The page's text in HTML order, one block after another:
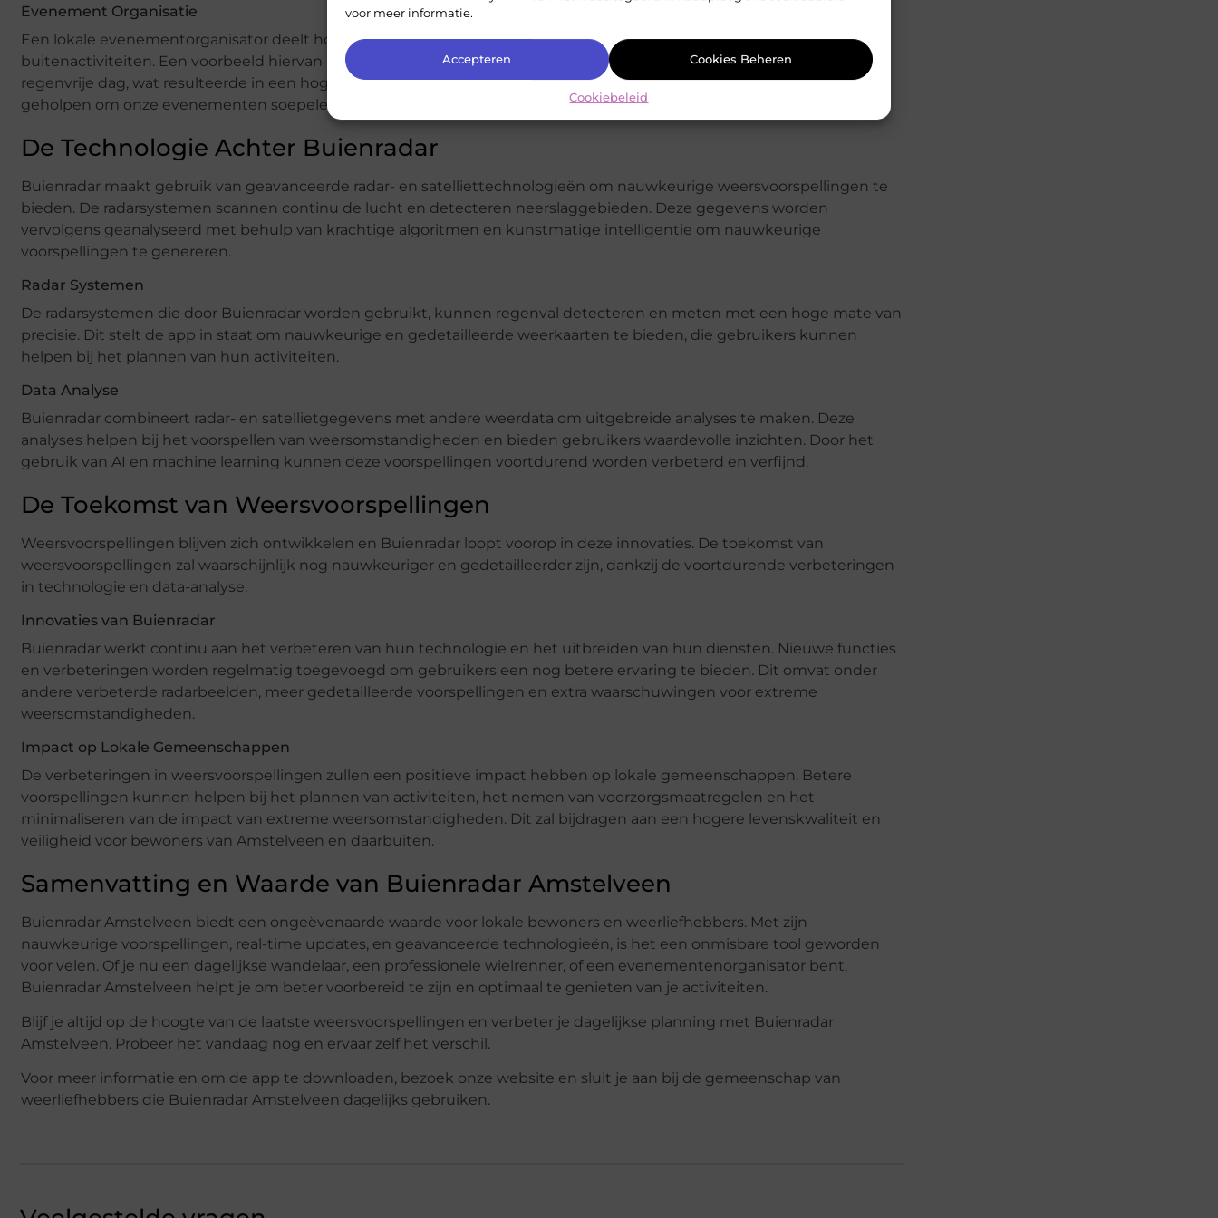
voor meer informatie.
Accepteren Cookies Beheren
Cookiebeleid
Evenement Organisatie
Een lokale evenementorganisator deelt hoe Buienradar een cruciale tool is geworden bij het plannen van
buitenactiviteiten. Een voorbeeld hiervan is een gemeenschappelijke picknick die succesvol werd verplaatst naar een
regenvrije dag, wat resulteerde in een hogere opkomst en tevredenheid onder de deelnemers. “Buienradar heeft ons
geholpen om onze evenementen soepeler te laten verlopen,” zegt de organisator.
De Technologie Achter Buienradar
Buienradar maakt gebruik van geavanceerde radar- en satelliettechnologieën om nauwkeurige weersvoorspellingen te
bieden. De radarsystemen scannen continu de lucht en detecteren neerslaggebieden. Deze gegevens worden
vervolgens geanalyseerd met behulp van krachtige algoritmen en kunstmatige intelligentie om nauwkeurige
voorspellingen te genereren.
Radar Systemen
De radarsystemen die door Buienradar worden gebruikt, kunnen regenval detecteren en meten met een hoge mate van
precisie. Dit stelt de app in staat om nauwkeurige en gedetailleerde weerkaarten te bieden, die gebruikers kunnen
helpen bij het plannen van hun activiteiten.
Data Analyse
Buienradar combineert radar- en satellietgegevens met andere weerdata om uitgebreide analyses te maken. Deze
analyses helpen bij het voorspellen van weersomstandigheden en bieden gebruikers waardevolle inzichten. Door het
gebruik van AI en machine learning kunnen deze voorspellingen voortdurend worden verbeterd en verfijnd.
De Toekomst van Weersvoorspellingen
Weersvoorspellingen blijven zich ontwikkelen en Buienradar loopt voorop in deze innovaties. De toekomst van
weersvoorspellingen zal waarschijnlijk nog nauwkeuriger en gedetailleerder zijn, dankzij de voortdurende verbeteringen
in technologie en data-analyse.
Innovaties van Buienradar
Buienradar werkt continu aan het verbeteren van hun technologie en het uitbreiden van hun diensten. Nieuwe functies
en verbeteringen worden regelmatig toegevoegd om gebruikers een nog betere ervaring te bieden. Dit omvat onder
andere verbeterde radarbeelden, meer gedetailleerde voorspellingen en extra waarschuwingen voor extreme
weersomstandigheden.
Impact op Lokale Gemeenschappen
De verbeteringen in weersvoorspellingen zullen een positieve impact hebben op lokale gemeenschappen. Betere
voorspellingen kunnen helpen bij het plannen van activiteiten, het nemen van voorzorgsmaatregelen en het
minimaliseren van de impact van extreme weersomstandigheden. Dit zal bijdragen aan een hogere levenskwaliteit en
veiligheid voor bewoners van Amstelveen en daarbuiten.
Samenvatting en Waarde van Buienradar Amstelveen
Buienradar Amstelveen biedt een ongeëvenaarde waarde voor lokale bewoners en weerliefhebbers. Met zijn
nauwkeurige voorspellingen, real-time updates, en geavanceerde technologieën, is het een onmisbare tool geworden
voor velen. Of je nu een dagelijkse wandelaar, een professionele wielrenner, of een evenementenorganisator bent,
Buienradar Amstelveen helpt je om beter voorbereid te zijn en optimaal te genieten van je activiteiten.
Blijf je altijd op de hoogte van de laatste weersvoorspellingen en verbeter je dagelijkse planning met Buienradar
Amstelveen. Probeer het vandaag nog en ervaar zelf het verschil.
Voor meer informatie en om de app te downloaden, bezoek onze website en sluit je aan bij de gemeenschap van
weerliefhebbers die Buienradar Amstelveen dagelijks gebruiken.